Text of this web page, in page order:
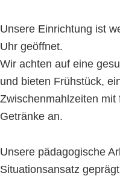
Unsere Einrichtung ist
Uhr geöffnet.
Wir achten auf eine
und bieten Frühstück,
Zwischenmahlzeiten
Getränke an.
Unsere pädagogische
Situationsansatz